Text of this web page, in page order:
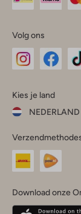
Volg ons
Instagram
Kies je land
NEDERLAND
je
land
Download onze